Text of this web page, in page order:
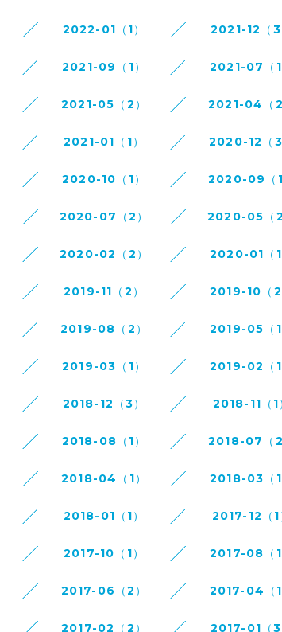
2022-01（1） 2021-12（
2021-09（1） 2021-07（
2021-05（2） 2021-04（
2021-01（1） 2020-12（
2020-10（1） 2020-09（
2020-07（2） 2020-05（
2020-02（2） 2020-01（
2019-11（2） 2019-10（
2019-08（2） 2019-05（
2019-03（1） 2019-02（
2018-12（3） 2018-11（1
2018-08（1） 2018-07（
2018-04（1） 2018-03（
2018-01（1） 2017-12（1
2017-10（1） 2017-08（
2017-06（2） 2017-04（
2017-02（2） 2017-01（